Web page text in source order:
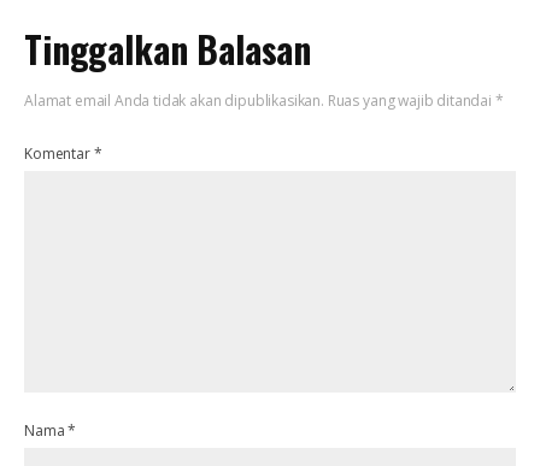
Tinggalkan Balasan
Alamat email Anda tidak akan dipublikasikan. Ruas yang wajib ditandai *
Komentar*
Nama*